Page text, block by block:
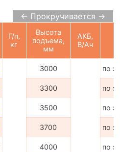
← Прокручивается →
Г/п,
кг
Высота
подъема,
мм
АКБ,
В/Ач
3000 по
3300 по
3500 по
3700 по
4000 по